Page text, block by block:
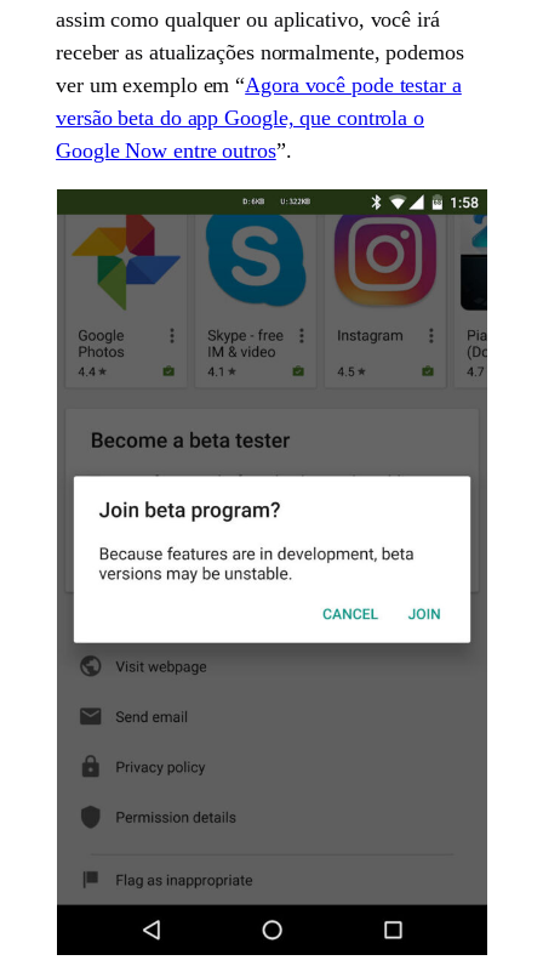
assim como qualquer ou aplicativo, você irá
receber as atualizações normalmente, podemos
ver um exemplo em “Agora você pode testar a
versão beta do app Google, que controla o
Google Now entre outros”.